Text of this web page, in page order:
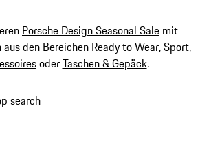
Porsche Design Seasonal Sale mit
den Bereichen Ready to Wear,Sport,
oderTaschen & Gepäck.
search